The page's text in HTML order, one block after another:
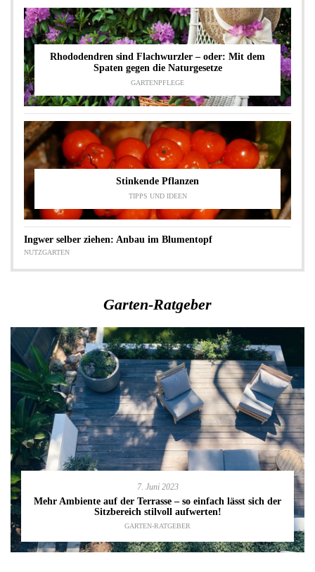
Rhododendren sind Flachwurzler – oder: Mit dem
Spaten gegen die Naturgesetze
GARTENPFLEGE
Stinkende Pflanzen
TIPPS UND IDEEN
Ingwer selber ziehen: Anbau im Blumentopf
NUTZGARTEN
Garten-Ratgeber
7. Juni 2023
Mehr Ambiente auf der Terrasse – so einfach lässt sich der
Sitzbereich stilvoll aufwerten!
GARTEN-RATGEBER